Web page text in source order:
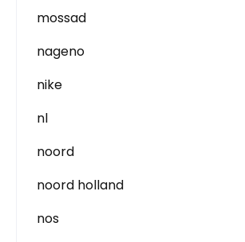
mossad
nageno
nike
nl
noord
noord holland
nos